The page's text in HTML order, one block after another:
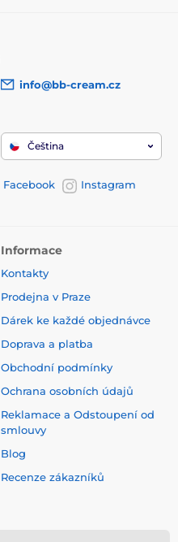
info@bb-cream.cz
Čeština
Facebook
Instagram
Informace
Kontakty
Prodejna v Praze
Dárek ke každé objednávce
Doprava a platba
Obchodní podmínky
Ochrana osobních údajů
Reklamace a Odstoupení od
smlouvy
Blog
Recenze zákazníků